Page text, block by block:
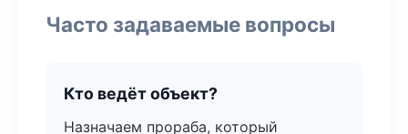
Часто задаваемые вопросы
Кто ведёт объект?
Назначаем прораба, который